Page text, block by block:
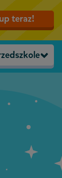
teraz!
2